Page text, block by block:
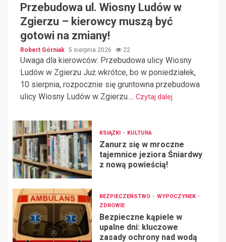
Przebudowa ul. Wiosny Ludów w
Zgierzu – kierowcy muszą być
gotowi na zmiany!
Robert Górniak 5 sierpnia 2026 22
Uwaga dla kierowców: Przebudowa ulicy Wiosny
Ludów w Zgierzu Już wkrótce, bo w poniedziałek,
10 sierpnia, rozpocznie się gruntowna przebudowa
ulicy Wiosny Ludów w Zgierzu.... Czytaj dalej
KSIĄŻKI KULTURA
Zanurz się w mroczne
tajemnice jeziora Śniardwy
z nową powieścią!
BEZPIECZEŃSTWO
WYPOCZYNEK
ZDROWIE
Bezpieczne kąpiele w
upalne dni: kluczowe
zasady ochrony nad wodą